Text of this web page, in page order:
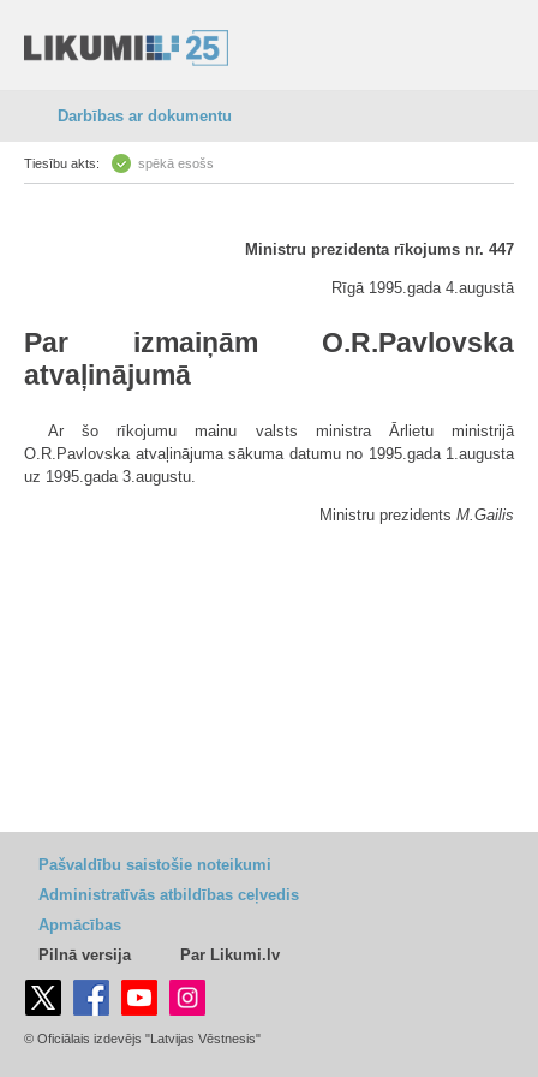
Darbības ar dokumentu
Tiesību akts: spēkā esošs
Ministru prezidenta rīkojums nr. 447
Rīgā 1995.gada 4.augustā
Par izmaiņām O.R.Pavlovska
atvaļinājumā
Ar šo rīkojumu mainu valsts ministra Ārlietu ministrijā
O.R.Pavlovska atvaļinājuma sākuma datumu no 1995.gada 1.augusta
uz 1995.gada 3.augustu.
Ministru prezidents M.Gailis
Pašvaldību saistošie noteikumi
Administratīvās atbildības ceļvedis
Apmācības
Pilnā versija
Par Likumi.lv
© Oficiālais izdevējs "Latvijas Vēstnesis"